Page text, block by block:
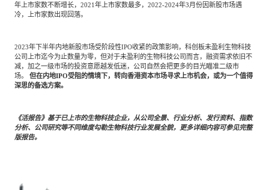
年上市家数不断增长，2021年上市家数最多，2022-2024年3月份因新股市场遇
冷，上市家数出现回落。
2023年下半年内地新股市场受阶段性IPO收紧的政策影响，科创板未盈利生物科技
公司上市迄今为止数量为零，但对于未盈利的生物科技公司而言，融资需求依旧不
减，加之一级市场的投资意愿越发低迷，公司自然会把更多的目光瞄准二级市
场。
但在内地IPO受阻的情境下，转向香港资本市场寻求上市机会，或为一个值得
深思的备选方案。
《活报告》基于已上市的生物科技企业，从公司全景、行业分析、发行资料、指数
分析、公司研究等不同维度勾勒生物科技行业发展全貌，更多详细内容可参见完整
版报告。